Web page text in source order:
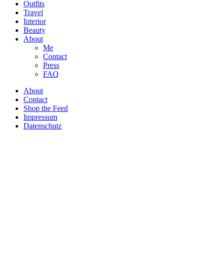
Outfits
Travel
Interior
Beauty
About
Me
Contact
Press
FAQ
About
Contact
Shop the Feed
Impressum
Datenschutz